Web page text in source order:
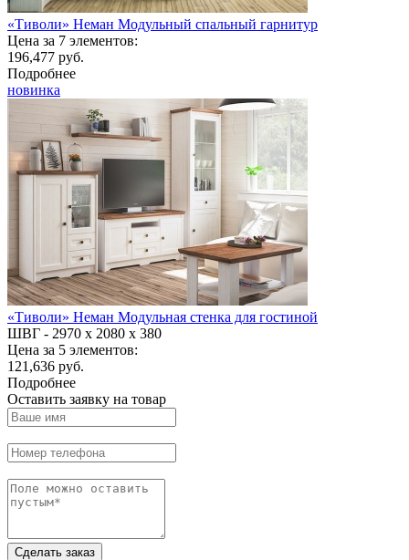
«Тиволи» Неман Модульный спальный гарнитур
Цена за 7 элементов:
196,477 руб.
Подробнее
новинка
«Тиволи» Неман Модульная стенка для гостиной
ШВГ - 2970 х 2080 х 380
Цена за 5 элементов:
121,636 руб.
Подробнее
Оставить заявку на товар
Сделать заказ